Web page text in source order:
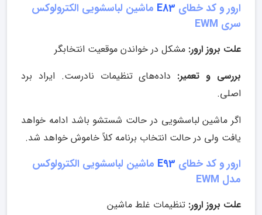
ارور و کد خطای
ماشین لباسشویی الکترولوکس
سری EWM
علت بروز ارور: مشکل در خواندن موقعیت انتخابگر
بررسی و تعمیر: داده‌های تنظیمات نادرست. ایراد برد
اصلی.
اگر ماشین لباسشویی در حالت شستشو باشد ادامه خواهد
یافت ولی در حالت انتخاب برنامه کلاً خاموش خواهد شد.
ارور و کد خطای
ماشین لباسشویی الکترولوکس
مدل EWM
علت بروز ارور: تنظیمات غلط ماشین